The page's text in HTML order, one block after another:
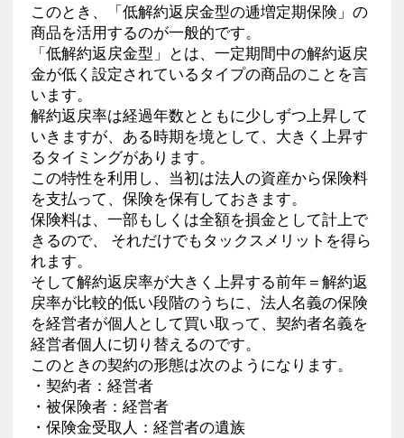
このとき、「低解約返戻金型の逓増定期保険」の
商品を活用するのが一般的です。
「低解約返戻金型」とは、一定期間中の解約返戻
金が低く設定されているタイプの商品のことを言
います。
解約返戻率は経過年数とともに少しずつ上昇して
いきますが、ある時期を境として、大きく上昇す
るタイミングがあります。
この特性を利用し、当初は法人の資産から保険料
を支払って、保険を保有しておきます。
保険料は、一部もしくは全額を損金として計上で
きるので、 それだけでもタックスメリットを得ら
れます。
そして解約返戻率が大きく上昇する前年＝解約返
戻率が比較的低い段階のうちに、法人名義の保険
を経営者が個人として買い取って、契約者名義を
経営者個人に切り替えるのです。
このときの契約の形態は次のようになります。
・契約者：経営者
・被保険者：経営者
・保険金受取人：経営者の遺族